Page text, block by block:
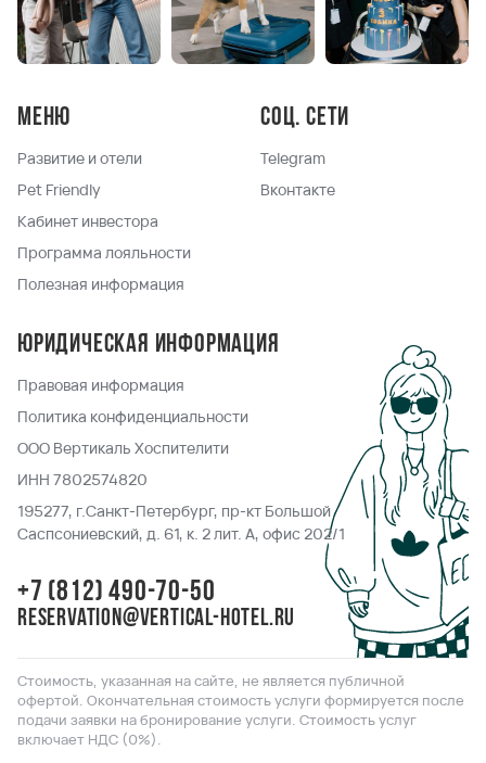
Меню
Развитие и отели
Pet Friendly
Кабинет инвестора
Программа лояльности
Полезная информация
Соц. сети
Telegram
Вконтакте
Юридическая информация
Правовая информация
Политика конфиденциальности
ООО Вертикаль Хоспителити
ИНН 7802574820
195277, г.Санкт-Петербург, пр-кт Большой
Саспсониевский, д. 61, к. 2 лит. А, офис 202/1
+7 (812) 490-70-50
reservation@vertical-hotel.ru
Стоимость, указанная на сайте, не является публичной
офертой. Окончательная стоимость услуги формируется после
подачи заявки на бронирование услуги. Стоимость услуг
включает НДС (0%).